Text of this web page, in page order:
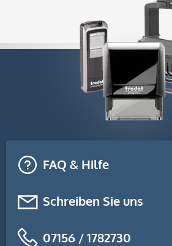
FAQ & Hilfe
Schreiben Sie uns
07156 / 1782730